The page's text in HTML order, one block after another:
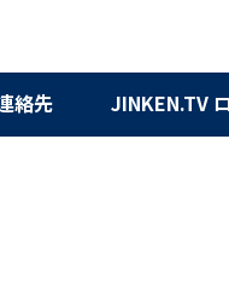
絡先 JINKEN.TV